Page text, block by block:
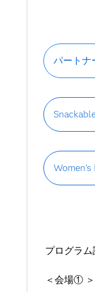
パートナ
プログラム
＜会場① ＞